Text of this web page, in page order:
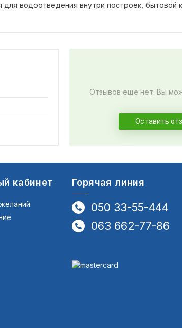
водоотведения внутри построек, бытовой
Отзывов еще нет. Вы
Оставить
кабинет Горячая линия
050 33-55-444
063 662-77-86